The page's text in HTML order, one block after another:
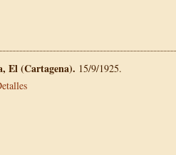
El (Cartagena). 15/9/1925.